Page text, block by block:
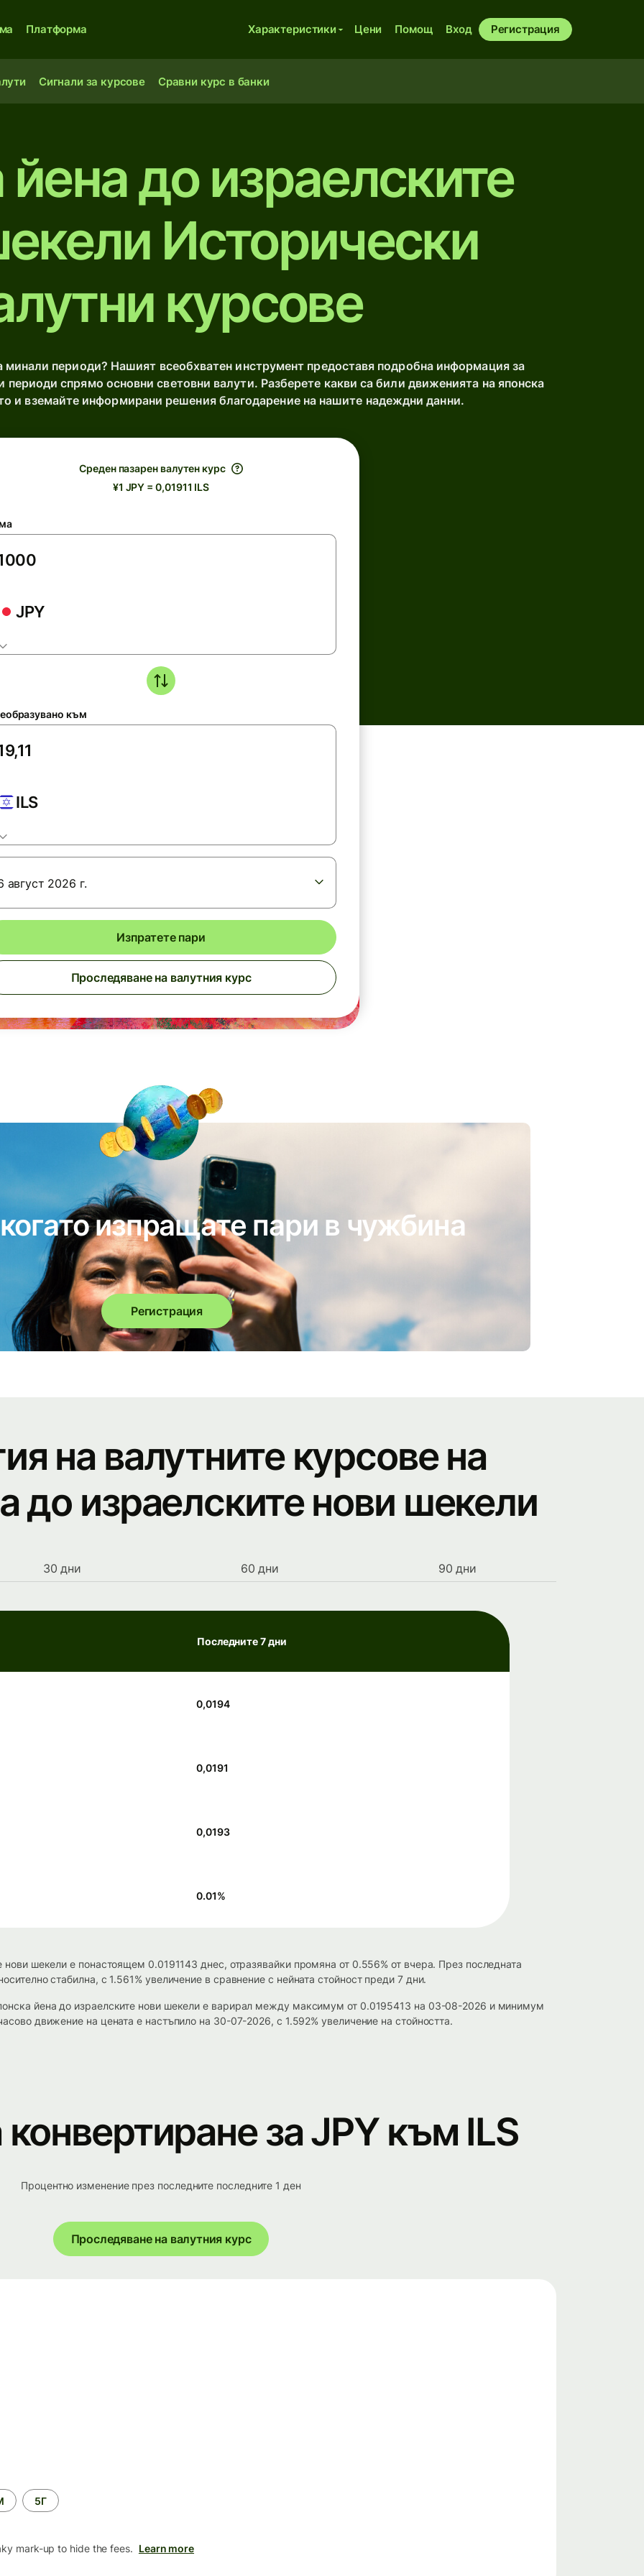
Платформа Характеристики Цени Помощ Вход Регистрация
Сигнали за курсове Сравни курс в банки
до израелските
Исторически
курсове
минали периоди? Нашият всеобхватен инструмент предоставя подробна информация за
периоди спрямо основни световни валути. Разберете какви са били движенията на японска
и вземайте информирани решения благодарение на нашите надеждни данни.
Среден пазарен валутен курс
¥1 JPY = 0,01911 ILS
JPY
към
ILS
август 2026 г.
Изпратете пари
Проследяване на валутния курс
изпращате пари в чужбина
Регистрация
на валутните курсове на
до израелските нови шекели
30 дни 60 дни 90 дни
Последните 7 дни
0,0194
0,0191
0,0193
0.01%
нови шекели е понастоящем 0.0191143 днес, отразявайки промяна от 0.556% от вчера. През последната
стабилна, с 1.561% увеличение в сравнение с нейната стойност преди 7 дни.
йена до израелските нови шекели е варирал между максимум от 0.0195413 на 03-08-2026 и минимум
движение на цената е настъпило на 30-07-2026, с 1.592% увеличение на стойността.
за JPY към ILS
Процентно изменение през последните последните 1 ден
Проследяване на валутния курс
5Г
mark-up to hide the fees. Learn more